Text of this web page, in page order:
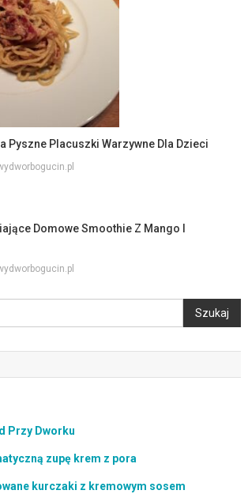
Pyszne Placuszki Warzywne Dla Dzieci
Domowe Smoothie Z Mango I
Szukaj
Przy Dworku
zupę krem z pora
kurczaki z kremowym sosem